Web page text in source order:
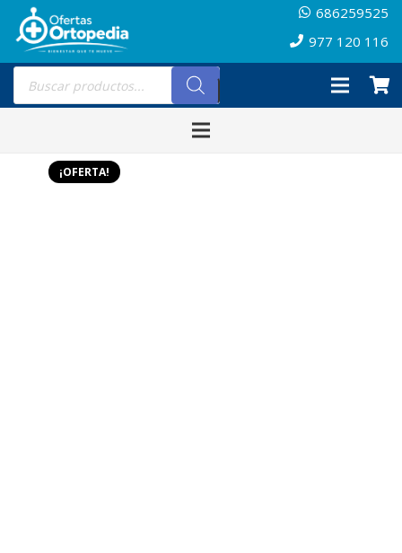
686259525
977 120 116
Búsqueda
productos
¡OFERTA!